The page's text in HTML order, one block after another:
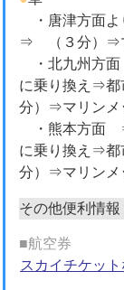
・唐津方面
⇒ （３分）⇒
・北九州方
に乗り換え⇒
分）⇒マリンメ
・熊本方面
に乗り換え⇒
分）⇒マリンメ
その他便利情報
■航空券
スカイチケッ